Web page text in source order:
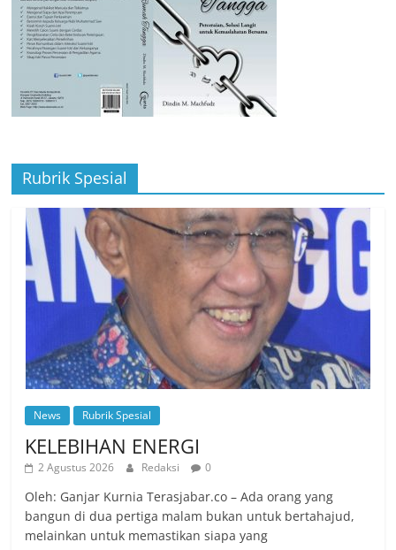
Rubrik Spesial
News Rubrik Spesial
KELEBIHAN ENERGI
2 Agustus 2026 Redaksi 0
Oleh: Ganjar Kurnia Terasjabar.co – Ada orang yang
bangun di dua pertiga malam bukan untuk bertahajud,
melainkan untuk memastikan siapa yang